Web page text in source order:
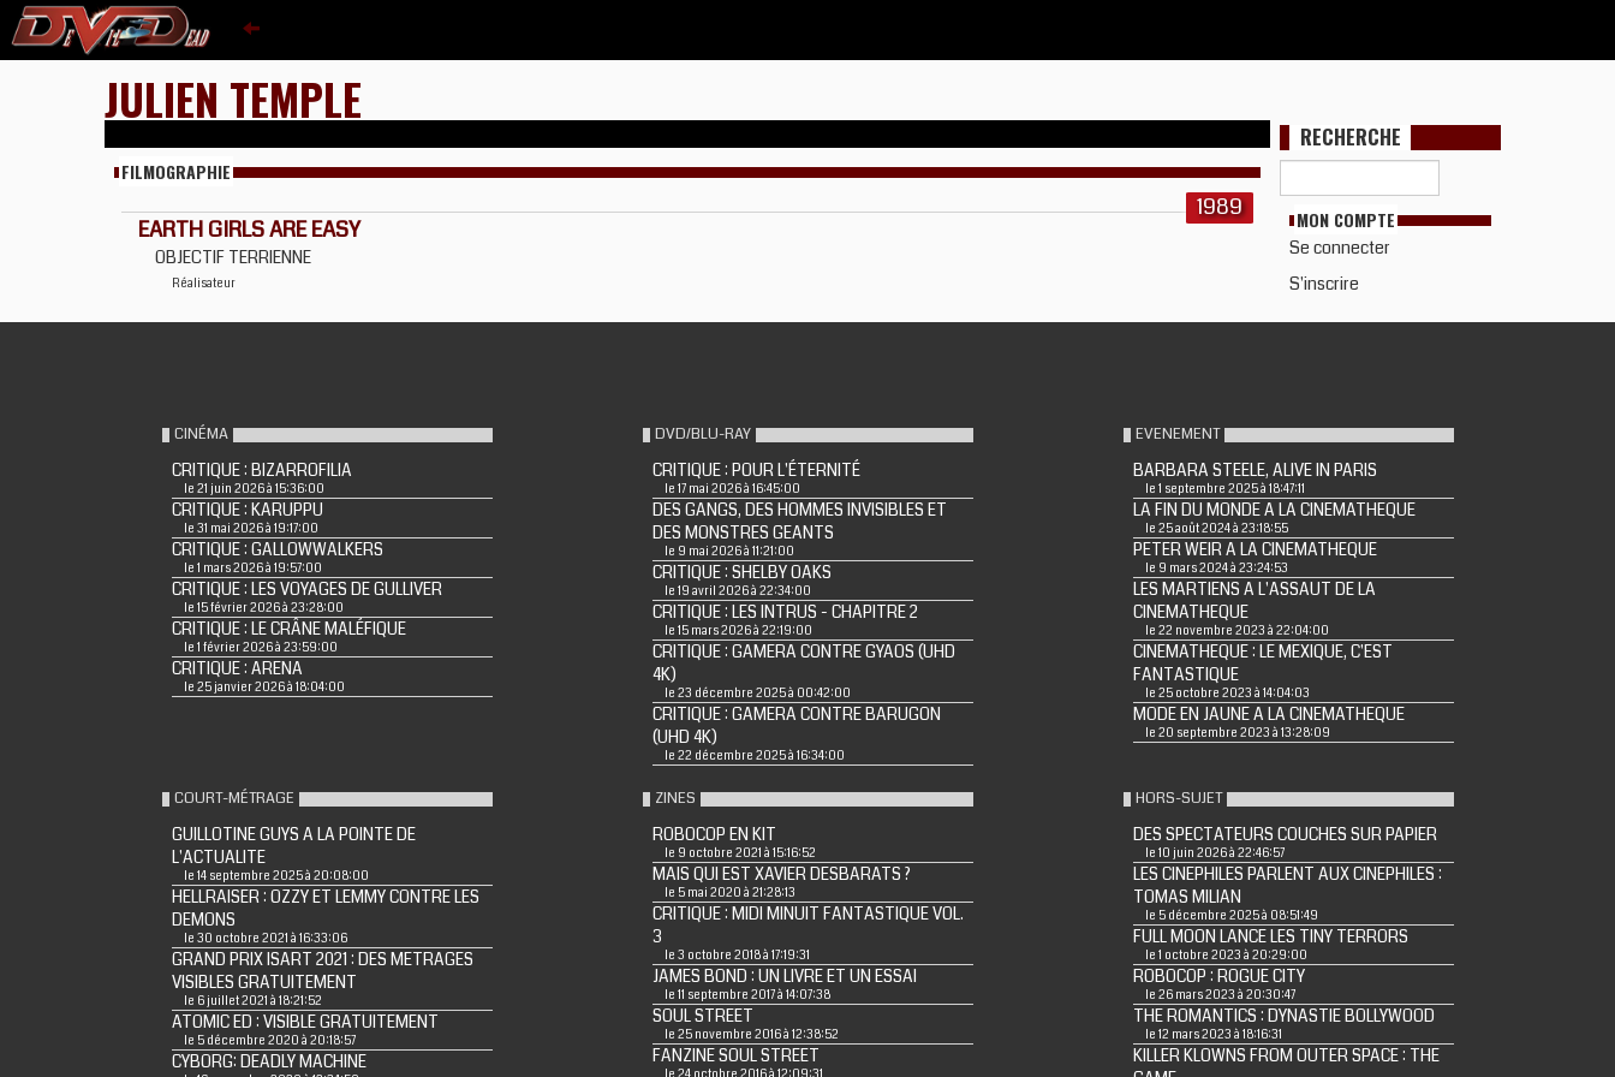
JULIEN TEMPLE
FILMOGRAPHIE
1989
EARTH GIRLS ARE EASY
OBJECTIF TERRIENNE
Réalisateur
RECHERCHE
MON COMPTE
Se connecter
S'inscrire
CINÉMA
CRITIQUE : BIZARROFILIA
le 21 juin 2026 à 15:36:00
CRITIQUE : KARUPPU
le 31 mai 2026 à 19:17:00
CRITIQUE : GALLOWWALKERS
le 1 mars 2026 à 19:57:00
CRITIQUE : LES VOYAGES DE GULLIVER
le 15 février 2026 à 23:28:00
CRITIQUE : LE CRÂNE MALÉFIQUE
le 1 février 2026 à 23:59:00
CRITIQUE : ARENA
le 25 janvier 2026 à 18:04:00
DVD/BLU-RAY
CRITIQUE : POUR L'ÉTERNITÉ
le 17 mai 2026 à 16:45:00
DES GANGS, DES HOMMES INVISIBLES ET
DES MONSTRES GEANTS
le 9 mai 2026 à 11:21:00
CRITIQUE : SHELBY OAKS
le 19 avril 2026 à 22:34:00
CRITIQUE : LES INTRUS - CHAPITRE 2
le 15 mars 2026 à 22:19:00
CRITIQUE : GAMERA CONTRE GYAOS (UHD
4K)
le 23 décembre 2025 à 00:42:00
CRITIQUE : GAMERA CONTRE BARUGON
(UHD 4K)
le 22 décembre 2025 à 16:34:00
EVENEMENT
BARBARA STEELE, ALIVE IN PARIS
le 1 septembre 2025 à 18:47:11
LA FIN DU MONDE A LA CINEMATHEQUE
le 25 août 2024 à 23:18:55
PETER WEIR A LA CINEMATHEQUE
le 9 mars 2024 à 23:24:53
LES MARTIENS A L'ASSAUT DE LA
CINEMATHEQUE
le 22 novembre 2023 à 22:04:00
CINEMATHEQUE : LE MEXIQUE, C'EST
FANTASTIQUE
le 25 octobre 2023 à 14:04:03
MODE EN JAUNE A LA CINEMATHEQUE
le 20 septembre 2023 à 13:28:09
COURT-MÉTRAGE
GUILLOTINE GUYS A LA POINTE DE
L'ACTUALITE
le 14 septembre 2025 à 20:08:00
HELLRAISER : OZZY ET LEMMY CONTRE LES
DEMONS
le 30 octobre 2021 à 16:33:06
GRAND PRIX ISART 2021 : DES METRAGES
VISIBLES GRATUITEMENT
le 6 juillet 2021 à 18:21:52
ATOMIC ED : VISIBLE GRATUITEMENT
le 5 décembre 2020 à 20:18:57
CYBORG: DEADLY MACHINE
ZINES
ROBOCOP EN KIT
le 9 octobre 2021 à 15:16:52
MAIS QUI EST XAVIER DESBARATS ?
le 5 mai 2020 à 21:28:13
CRITIQUE : MIDI MINUIT FANTASTIQUE VOL.
3
le 3 octobre 2018 à 17:19:31
JAMES BOND : UN LIVRE ET UN ESSAI
le 11 septembre 2017 à 14:07:38
SOUL STREET
le 25 novembre 2016 à 12:38:52
FANZINE SOUL STREET
HORS-SUJET
DES SPECTATEURS COUCHES SUR PAPIER
le 10 juin 2026 à 22:46:57
LES CINEPHILES PARLENT AUX CINEPHILES :
TOMAS MILIAN
le 5 décembre 2025 à 08:51:49
FULL MOON LANCE LES TINY TERRORS
le 1 octobre 2023 à 20:29:00
ROBOCOP : ROGUE CITY
le 26 mars 2023 à 20:30:47
THE ROMANTICS : DYNASTIE BOLLYWOOD
le 12 mars 2023 à 18:16:31
KILLER KLOWNS FROM OUTER SPACE : THE